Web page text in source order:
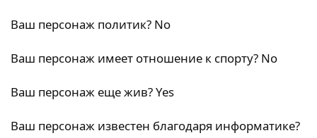
Ваш персонаж политик? No
Ваш персонаж имеет отношение к спорту? No
Ваш персонаж еще жив? Yes
Ваш персонаж известен благодаря информатике?